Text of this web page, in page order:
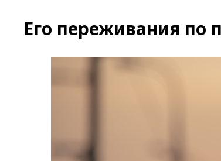
Его переживания по